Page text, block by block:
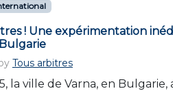
! Une expérimentation
Tous arbitres
la ville de Varna, en Bulgarie,